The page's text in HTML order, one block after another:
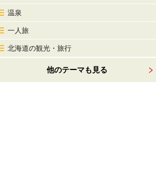
温泉
一人旅
北海道の観光・旅行
他のテーマも見る